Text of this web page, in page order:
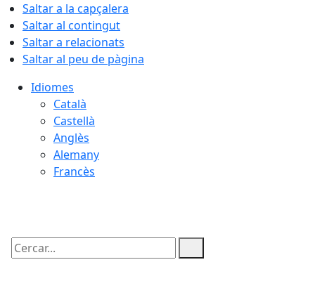
Saltar a la capçalera
Saltar al contingut
Saltar a relacionats
Saltar al peu de pàgina
Idiomes
Català
Castellà
Anglès
Alemany
Francès
Cercar: